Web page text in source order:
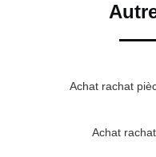
Achat rachat
Achat